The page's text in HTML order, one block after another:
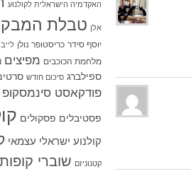
האקדמיה הישראלית לקולנוע
אלן טבלת
יוסף סידר כריסטופר נולן
מלחמת הכוכבים מפיצים
ספילברג סיכום חודש
פודקאסט
פסטיבלים פסקולים
קולנוע ישראלי עצמאי
קטנוניזם שוברי קופות